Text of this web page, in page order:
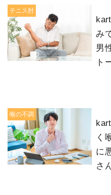
テニス肘
み
男
ト
喉の不調
く
に
さ